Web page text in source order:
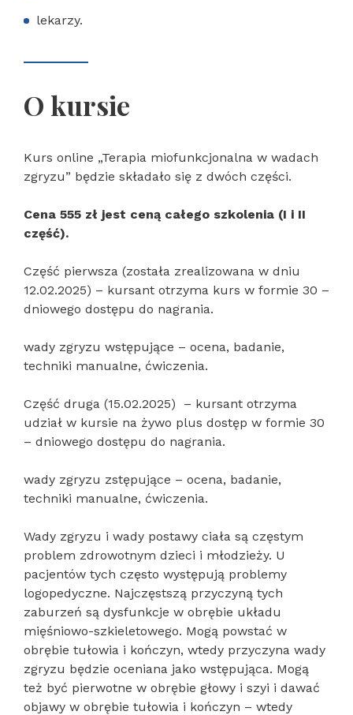
lekarzy.
O kursie
Kurs online „Terapia miofunkcjonalna w wadach
zgryzu” będzie składało się z dwóch części.
Cena 555 zł jest ceną całego szkolenia (I i II
część).
Część pierwsza (została zrealizowana w dniu
12.02.2025) – kursant otrzyma kurs w formie 30 –
dniowego dostępu do nagrania.
wady zgryzu wstępujące – ocena, badanie,
techniki manualne, ćwiczenia.
Część druga (15.02.2025) – kursant otrzyma
udział w kursie na żywo plus dostęp w formie 30
– dniowego dostępu do nagrania.
wady zgryzu zstępujące – ocena, badanie,
techniki manualne, ćwiczenia.
Wady zgryzu i wady postawy ciała są częstym
problem zdrowotnym dzieci i młodzieży. U
pacjentów tych często występują problemy
logopedyczne. Najczęstszą przyczyną tych
zaburzeń są dysfunkcje w obrębie układu
mięśniowo-szkieletowego. Mogą powstać w
obrębie tułowia i kończyn, wtedy przyczyna wady
zgryzu będzie oceniana jako wstępująca. Mogą
też być pierwotne w obrębie głowy i szyi i dawać
objawy w obrębie tułowia i kończyn – wtedy